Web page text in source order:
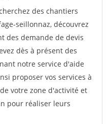
des chantiers
seillonnaz, découvrez
des demande de devis
dès à présent des
notre service d'aide
proposer vos services à
votre zone d'activité et
pour réaliser leurs